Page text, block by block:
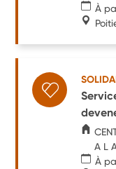
À
A L
À